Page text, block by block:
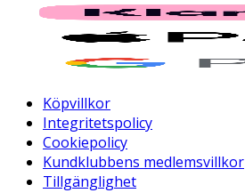
Köpvillkor
Integritetspolicy
Cookiepolicy
Kundklubbens medlemsvillkor
Tillgänglighet